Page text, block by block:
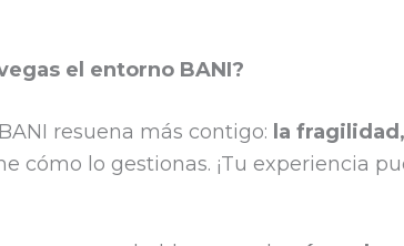
el entorno BANI?
resuena más contigo: la
cómo lo gestionas. ¡Tu experiencia